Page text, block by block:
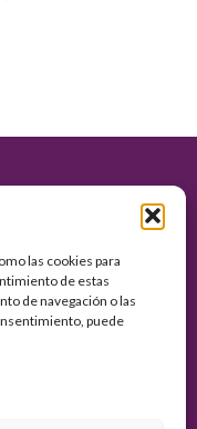
las cookies para
de estas
de navegación o las
puede